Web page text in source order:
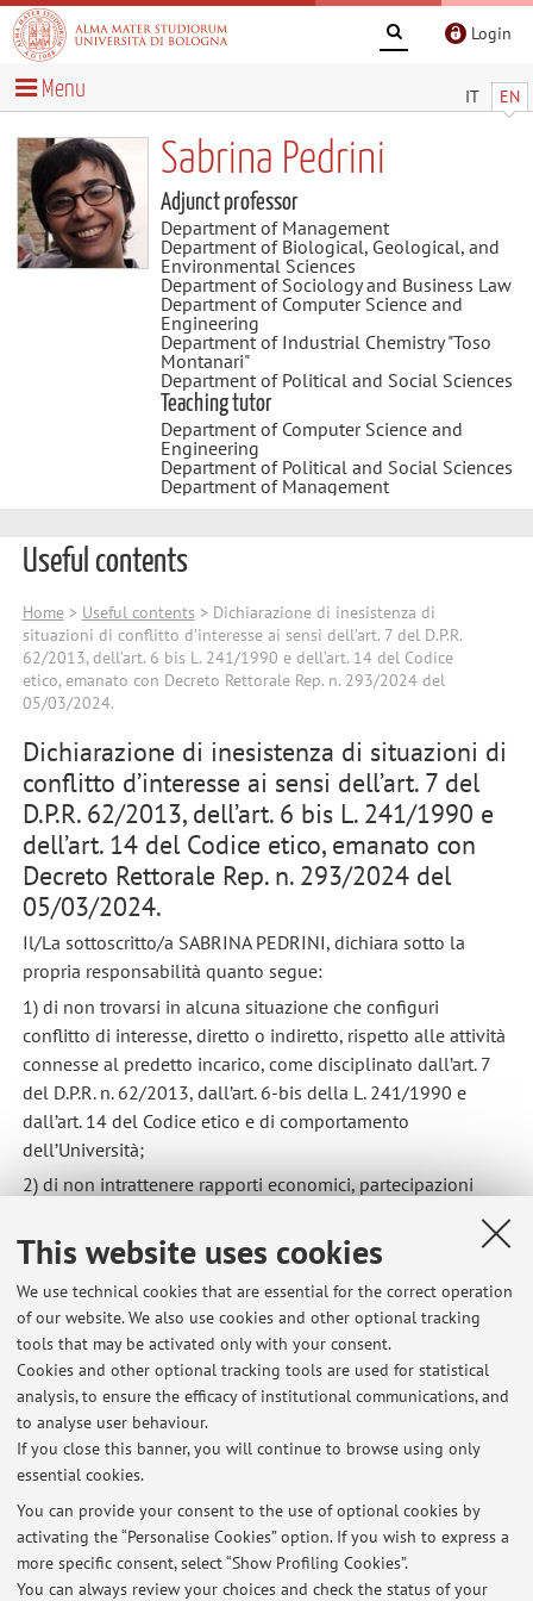
This website uses cookies
We use technical cookies that are essential for the correct operation
of our website. We also use cookies and other optional tracking
tools that may be activated only with your consent.
Cookies and other optional tracking tools are used for statistical
analysis, to ensure the efficacy of institutional communications, and
to analyse user behaviour.
If you close this banner, you will continue to browse using only
essential cookies.
You can provide your consent to the use of optional cookies by
activating the “Personalise Cookies” option. If you wish to express a
more specific consent, select “Show Profiling Cookies”.
You can always review your choices and check the status of your
Login
IT EN
Menu
Sabrina Pedrini
Adjunct professor
Department of Management
Department of Biological, Geological, and
Environmental Sciences
Department of Sociology and Business Law
Department of Computer Science and
Engineering
Department of Industrial Chemistry "Toso
Montanari"
Department of Political and Social Sciences
Teaching tutor
Department of Computer Science and
Engineering
Department of Political and Social Sciences
Department of Management
Useful contents
Home> Useful contents > Dichiarazione di inesistenza di
situazioni di conflitto d’interesse ai sensi dell’art. 7 del D.P.R.
62/2013, dell’art. 6 bis L. 241/1990 e dell’art. 14 del Codice
etico, emanato con Decreto Rettorale Rep. n. 293/2024 del
05/03/2024.
Dichiarazione di inesistenza di situazioni di
conflitto d’interesse ai sensi dell’art. 7 del
D.P.R. 62/2013, dell’art. 6 bis L. 241/1990 e
dell’art. 14 del Codice etico, emanato con
Decreto Rettorale Rep. n. 293/2024 del
05/03/2024.
Il/La sottoscritto/a SABRINA PEDRINI, dichiara sotto la
propria responsabilità quanto segue:
1) di non trovarsi in alcuna situazione che configuri
conflitto di interesse, diretto o indiretto, rispetto alle attività
connesse al predetto incarico, come disciplinato dall’art. 7
del D.P.R. n. 62/2013, dall’art. 6‑bis della L. 241/1990 e
dall’art. 14 del Codice etico e di comportamento
dell’Università;
2) di non intrattenere rapporti economici, partecipazioni
influenzare o apparire tali rispetto alle decisioni inerenti
l’incarico;
3) di impegnarsi a comunicare immediatamente
all’Amministrazione qualsiasi situazione sopravvenuta che
possa dar luogo a conflitto di interesse, e a conformarsi alle
eventuali misure correttive indicate dall’Ateneo.
Data 26/03/2026
Latest news